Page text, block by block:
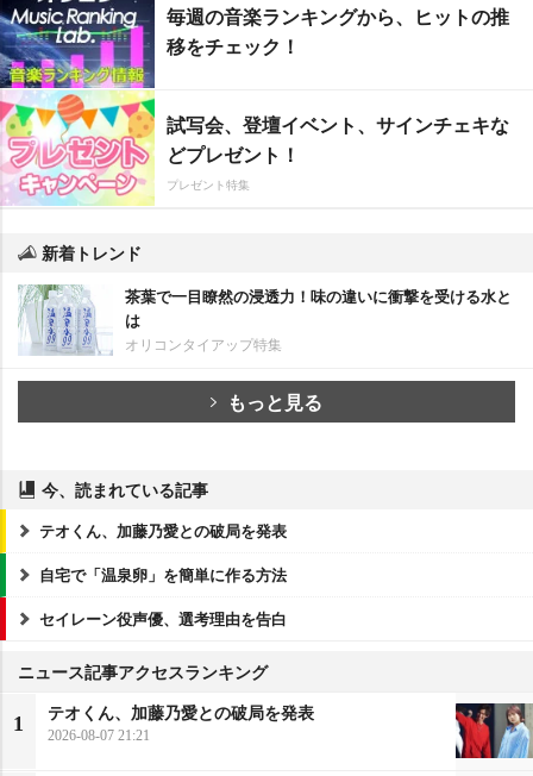
毎週の音楽ランキングから、ヒットの推
移をチェック！
試写会、登壇イベント、サインチェキな
どプレゼント！
プレゼント特集
新着トレンド
茶葉で一目瞭然の浸透力！味の違いに衝撃を受ける水と
は
オリコンタイアップ特集
もっと見る
今、読まれている記事
テオくん、加藤乃愛との破局を発表
自宅で「温泉卵」を簡単に作る方法
セイレーン役声優、選考理由を告白
ニュース記事アクセスランキング
1
テオくん、加藤乃愛との破局を発表
2026-08-07 21:21